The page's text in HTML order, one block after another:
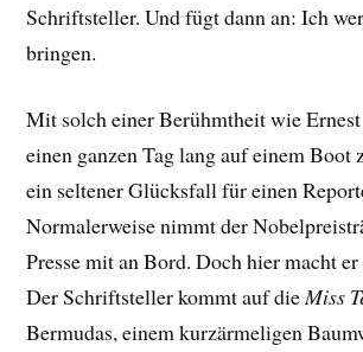
Schriftsteller. Und fügt dann an: Ich
bringen.
Mit solch einer Berühmtheit wie
einen ganzen Tag lang auf einem Boot
ein seltener Glücksfall für einen
Normalerweise nimmt der
Presse mit an Bord. Doch hier macht
Der Schriftsteller kommt auf dieMiss
Bermudas, einem kurzärmeligen